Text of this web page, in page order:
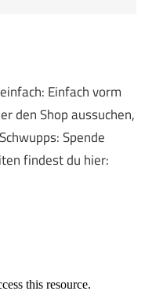
Einfach vorm
den Shop aussuchen,
Spende
findest du hier: